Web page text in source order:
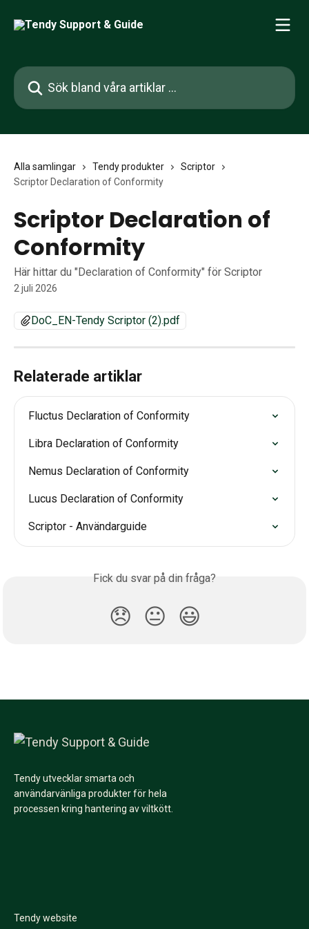
Sök bland våra artiklar …
Alla samlingar Tendy produkter
Scriptor
Scriptor Declaration of Conformity
Scriptor Declaration of
Conformity
Här hittar du "Declaration of Conformity" för Scriptor
2 juli 2026
DoC_EN-Tendy Scriptor (2).pdf
Relaterade artiklar
Fluctus Declaration of Conformity
Libra Declaration of Conformity
Nemus Declaration of Conformity
Lucus Declaration of Conformity
Scriptor - Användarguide
Fick du svar på din fråga?
😞 😐 😃
Tendy utvecklar smarta och
användarvänliga produkter för hela
processen kring hantering av viltkött.
Tendy website